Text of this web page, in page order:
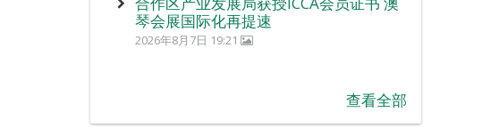
琴会展国际化再提速
2026年8月7日 19:21
查看全部